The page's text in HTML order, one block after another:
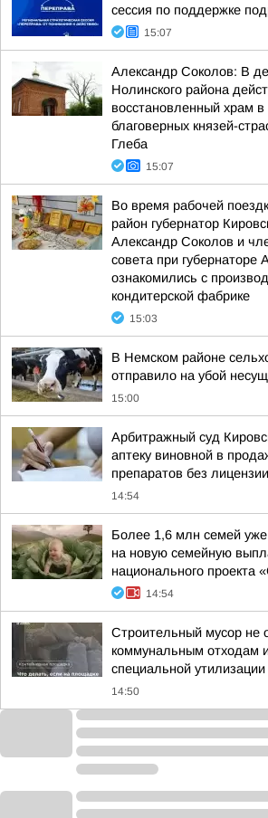
сессия по поддержке
15:07
Александр Соколов: В
Нолинского района
восстановленный храм в
благоверных князей-
Глеба
15:07
Во время рабочей
район губернатор
Александр Соколов и
совета при губернаторе
ознакомились с
кондитерской фабрике
15:03
В Немском районе
отправило на убой
15:00
Арбитражный суд
аптеку виновной в
препаратов без лицензии
14:54
Более 1,6 млн семей
на новую семейную
национального проекта
14:54
Строительный мусор не
коммунальным отходам
специальной утилизации
14:50